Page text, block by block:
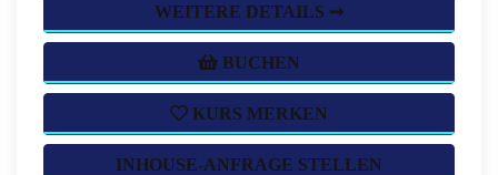
WEITERE DETAILS ➞
BUCHEN
KURS MERKEN
INHOUSE-ANFRAGE STELLEN